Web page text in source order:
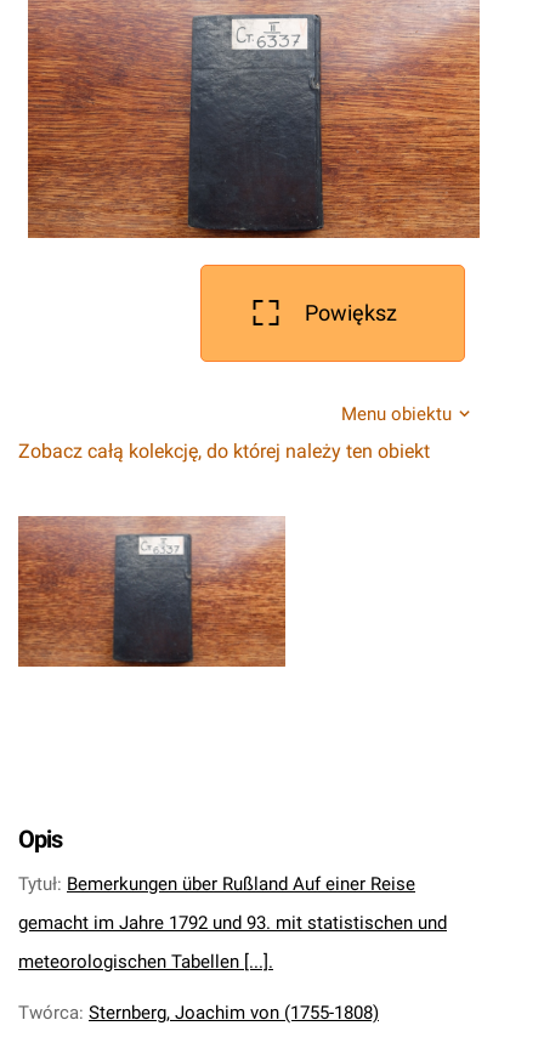
Powiększ
Menu obiektu
Zobacz całą kolekcję, do której należy ten obiekt
Opis
Tytuł: Bemerkungen über Rußland Auf einer Reise
gemacht im Jahre 1792 und 93. mit statistischen und
meteorologischen Tabellen [...].
Twórca: Sternberg, Joachim von (1755-1808)